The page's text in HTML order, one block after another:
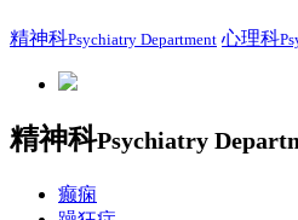
精神科Psychiatry Department 心理科
精神科Psychiatry
癫痫